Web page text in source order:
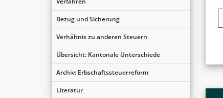
Bezug und Sicherung
Verhältnis zu anderen Steuern
Übersicht: Kantonale Unterschiede
Archiv: Erbschaftssteuerreform
Literatur